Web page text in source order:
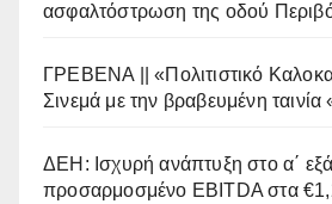
ασφαλτόστρωση της οδού
ΓΡΕΒΕΝΑ || «Πολιτιστικό
Σινεμά με την βραβευμένη
ΔΕΗ: Ισχυρή ανάπτυξη στο α΄
προσαρμοσμένο EBITDA στα